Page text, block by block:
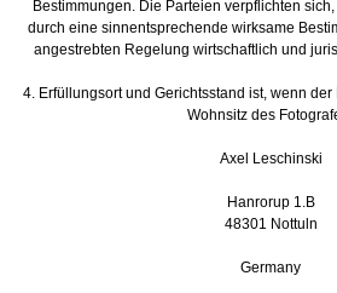
Bestimmungen. Die Parteien verpflichten
durch eine sinnentsprechende wirksame
angestrebten Regelung wirtschaftlich und
4. Erfüllungsort und Gerichtsstand ist, wenn
Wohnsitz des
Axel Leschinski
Hanrorup 1.B
48301 Nottuln
Germany